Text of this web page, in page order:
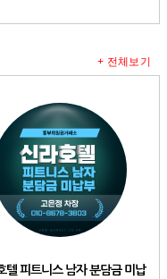
텔 피트니스 남자 분담금 미납
+ 전체보기